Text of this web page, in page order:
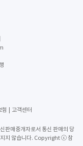
험 고객센터
판매중개자로서 통신 판매의 당
지지 않습니다. Copyright ⓒ 참